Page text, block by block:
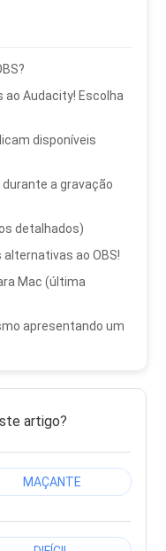
Audacity! Escolha
disponíveis
durante a gravação
detalhados)
ao OBS!
Mac (última
apresentando um
artigo?
MAÇANTE